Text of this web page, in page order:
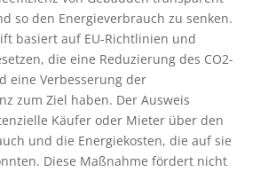
so den Energieverbrauch zu senken.
basiert auf EU-Richtlinien und
die eine Reduzierung des CO2-
eine Verbesserung der
zum Ziel haben. Der Ausweis
Käufer oder Mieter über den
und die Energiekosten, die auf sie
Diese Maßnahme fördert nicht